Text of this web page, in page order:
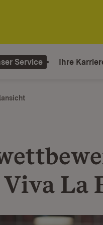
Service Ihre
La